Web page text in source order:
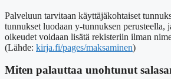
Palveluun tarvitaan käyttäjäkohtaiset
tunnukset luodaan y-tunnuksen perusteella,
oikeudet voidaan lisätä rekisteriin ilman
(Lähde: kirja.fi/pages/maksaminen)
Miten palauttaa unohtunut